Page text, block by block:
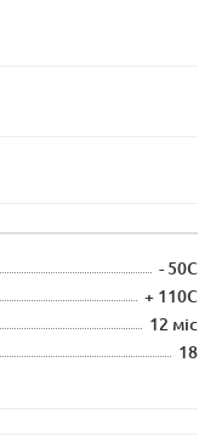
- 50С
+ 110С
12 міс
18